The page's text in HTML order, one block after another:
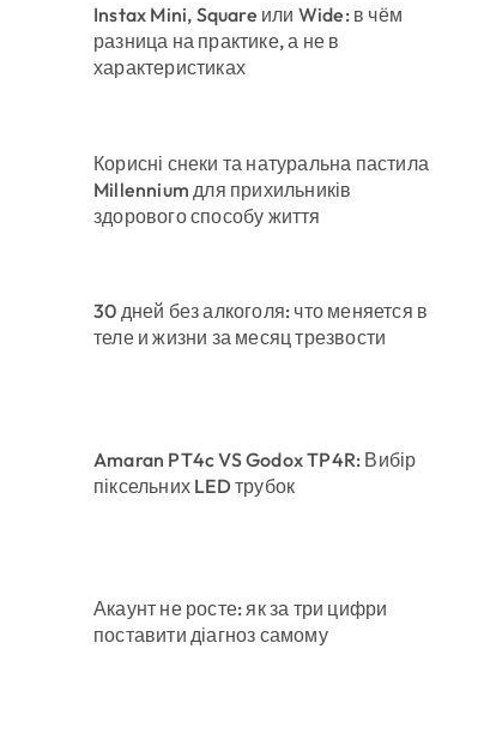
Instax Mini, Square или Wide: в чём
разница на практике, а не в
характеристиках
Корисні снеки та натуральна пастила
Millennium для прихильників
здорового способу життя
30 дней без алкоголя: что меняется в
теле и жизни за месяц трезвости
Amaran PT4c VS Godox TP4R: Вибір
піксельних LED трубок
Акаунт не росте: як за три цифри
поставити діагноз самому